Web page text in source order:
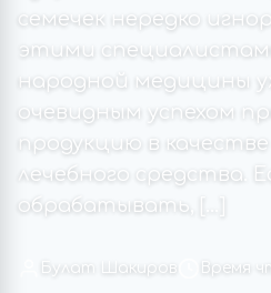
семечек нередко
этими
народной медицины
очевидным успехом
продукцию в
лечебного средства.
обрабатывать, […]
Булат Шакиров Время